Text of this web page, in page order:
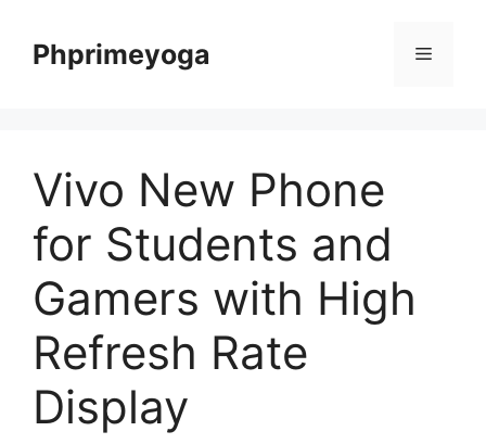
contentPhprimeyoga Menu
Vivo New Phone
for Students and
Gamers with High
Refresh Rate
Display